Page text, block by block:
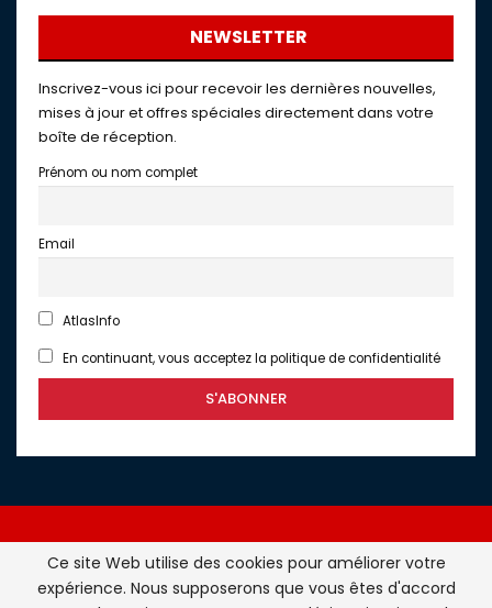
NEWSLETTER
Inscrivez-vous ici pour recevoir les dernières nouvelles,
mises à jour et offres spéciales directement dans votre
boîte de réception.
Prénom ou nom complet
Email
AtlasInfo
En continuant, vous acceptez la politique de confidentialité
Atlasinfo.fr : l'essentiel de l'actualité de la France et du
Ce site Web utilise des cookies pour améliorer votre
expérience. Nous supposerons que vous êtes d'accord